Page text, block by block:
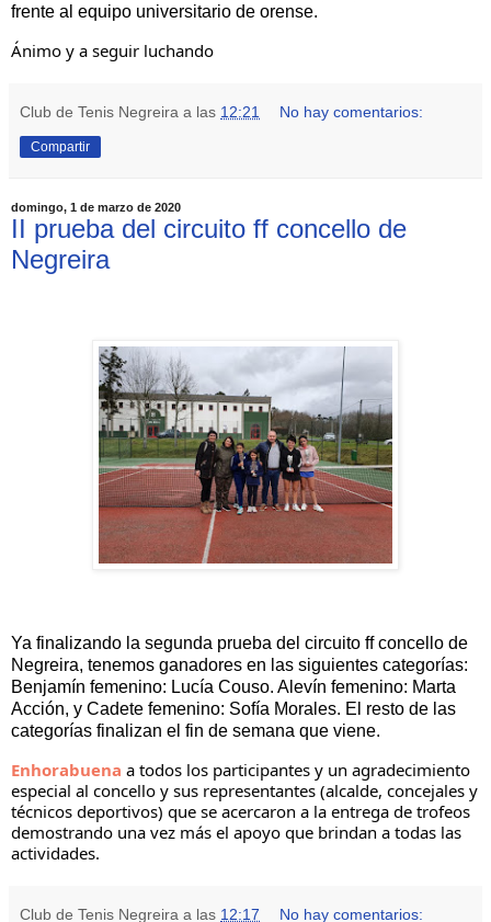
frente al equipo universitario de orense.
Ánimo y a seguir luchando
Club de Tenis Negreira a las 12:21 No hay comentarios:
Compartir
domingo, 1 de marzo de 2020
II prueba del circuito ff concello de
Negreira
Ya finalizando la segunda prueba del circuito ff concello de
Negreira, tenemos ganadores en las siguientes categorías:
Benjamín femenino: Lucía Couso. Alevín femenino: Marta
Acción, y Cadete femenino: Sofía Morales. El resto de las
categorías finalizan el fin de semana que viene.
Enhorabuena a todos los participantes y un agradecimiento
especial al concello y sus representantes (alcalde, concejales y
técnicos deportivos) que se acercaron a la entrega de trofeos
demostrando una vez más el apoyo que brindan a todas las
actividades.
Club de Tenis Negreira a las 12:17 No hay comentarios: